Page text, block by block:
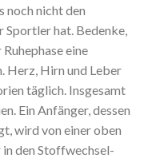
noch nicht den
Sportler hat. Bedenke,
eine
Herz, Hirn und Leber
täglich. Insgesamt
Ein Anfänger, dessen
wird von einer oben
den Stoffwechsel-